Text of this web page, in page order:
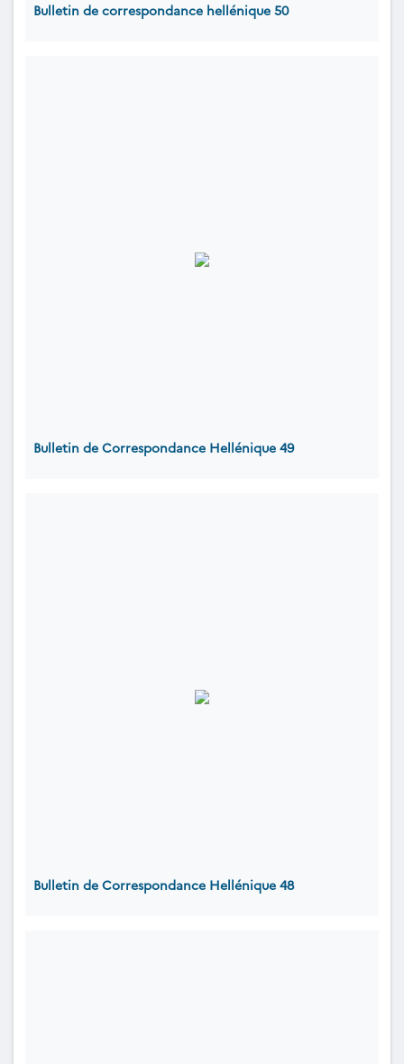
Bulletin de correspondance hellénique 50
Bulletin de Correspondance Hellénique 49
Bulletin de Correspondance Hellénique 48